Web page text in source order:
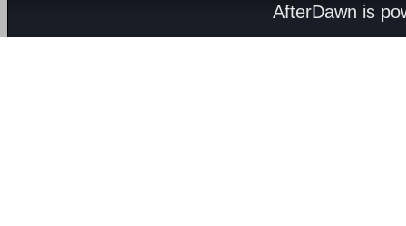
AfterDawn is